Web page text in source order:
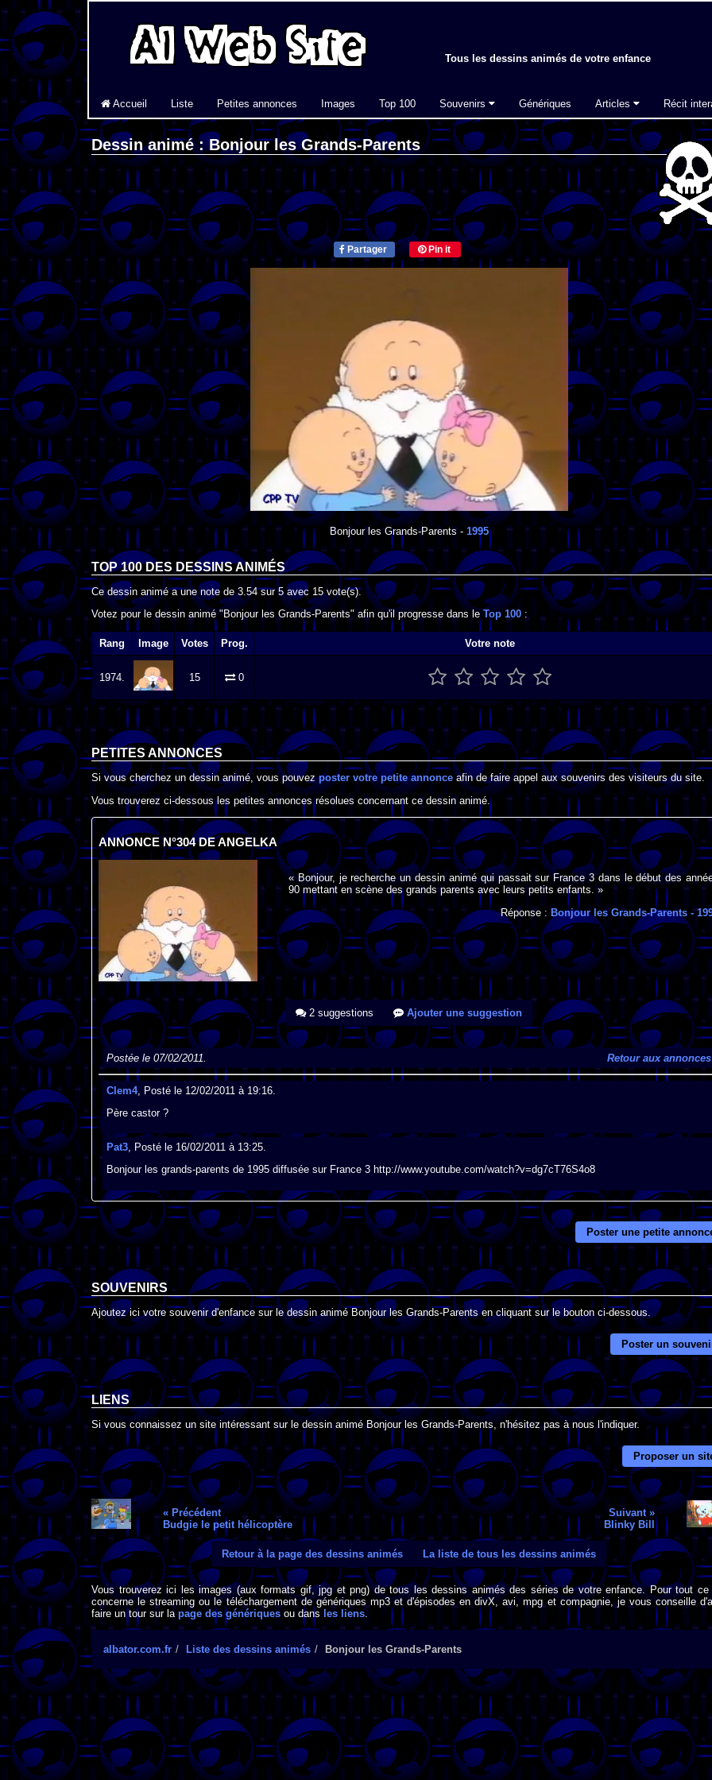
Tous les dessins animés de votre enfance
Accueil Liste Petites annonces Images Top 100 Souvenirs Génériques Articles Récit
Dessin animé : Bonjour les Grands-Parents
Partager Pin it
Bonjour les Grands-Parents- 1995
TOP 100 DES DESSINS ANIMÉS
Ce dessin animé a une note de3.54sur5avec 15vote(s).
Votez pour le dessin animé "Bonjour les Grands-Parents" afin qu'il progresse dans leTop 100 :
Rang Image Votes Prog. Votre note
1974. 15 0
PETITES ANNONCES
Si vous cherchez un dessin animé, vous pouvezposter votre petite annonceafin de faire appel aux souvenirs des visiteurs du site.
Vous trouverez ci-dessous les petites annonces résolues concernant ce dessin animé.
ANNONCE N°304 DE ANGELKA
« Bonjour, je recherche un dessin animé qui passait sur France 3 dans le début des
90 mettant en scène des grands parents avec leurs petits enfants. »
Réponse :Bonjour les Grands-Parents -
2 suggestions Ajouter une suggestion
Postée le 07/02/2011. Retour aux annonces
Clem4, Posté le 12/02/2011 à 19:16.
Père castor ?
Pat3, Posté le 16/02/2011 à 13:25.
Bonjour les grands-parents de 1995 diffusée sur France 3 http://www.youtube.com/watch?v=dg7cT76S4o8
Poster une petite
SOUVENIRS
Ajoutez ici votre souvenir d'enfance sur le dessin animé Bonjour les Grands-Parents en cliquant sur le bouton ci-dessous.
Poster un
LIENS
Si vous connaissez un site intéressant sur le dessin animé Bonjour les Grands-Parents, n'hésitez pas à nous l'indiquer.
Proposer un
« Précédent
Budgie le petit hélicoptère
Suivant »
Blinky Bill
Retour à la page des dessins animés La liste de tous les dessins animés
Vous trouverez ici les images (aux formats gif, jpg et png) de tous les dessins animés des séries de votre enfance. Pour tout ce
concerne le streaming ou le téléchargement de génériques mp3 et d'épisodes en divX, avi, mpg et compagnie, je vous conseille
faire un tour sur la page des génériques ou dans les liens
albator.com.fr Liste des dessins animés Bonjour les Grands-Parents